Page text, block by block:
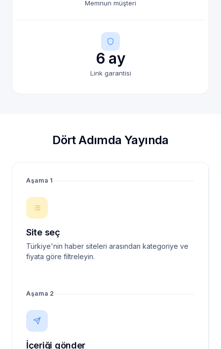
Memnun müşteri
6 ay
Link garantisi
Dört Adımda Yayında
Aşama 1
Site seç
Türkiye'nin haber siteleri arasından kategoriye ve
fiyata göre filtreleyin.
Aşama 2
İçeriği gönder